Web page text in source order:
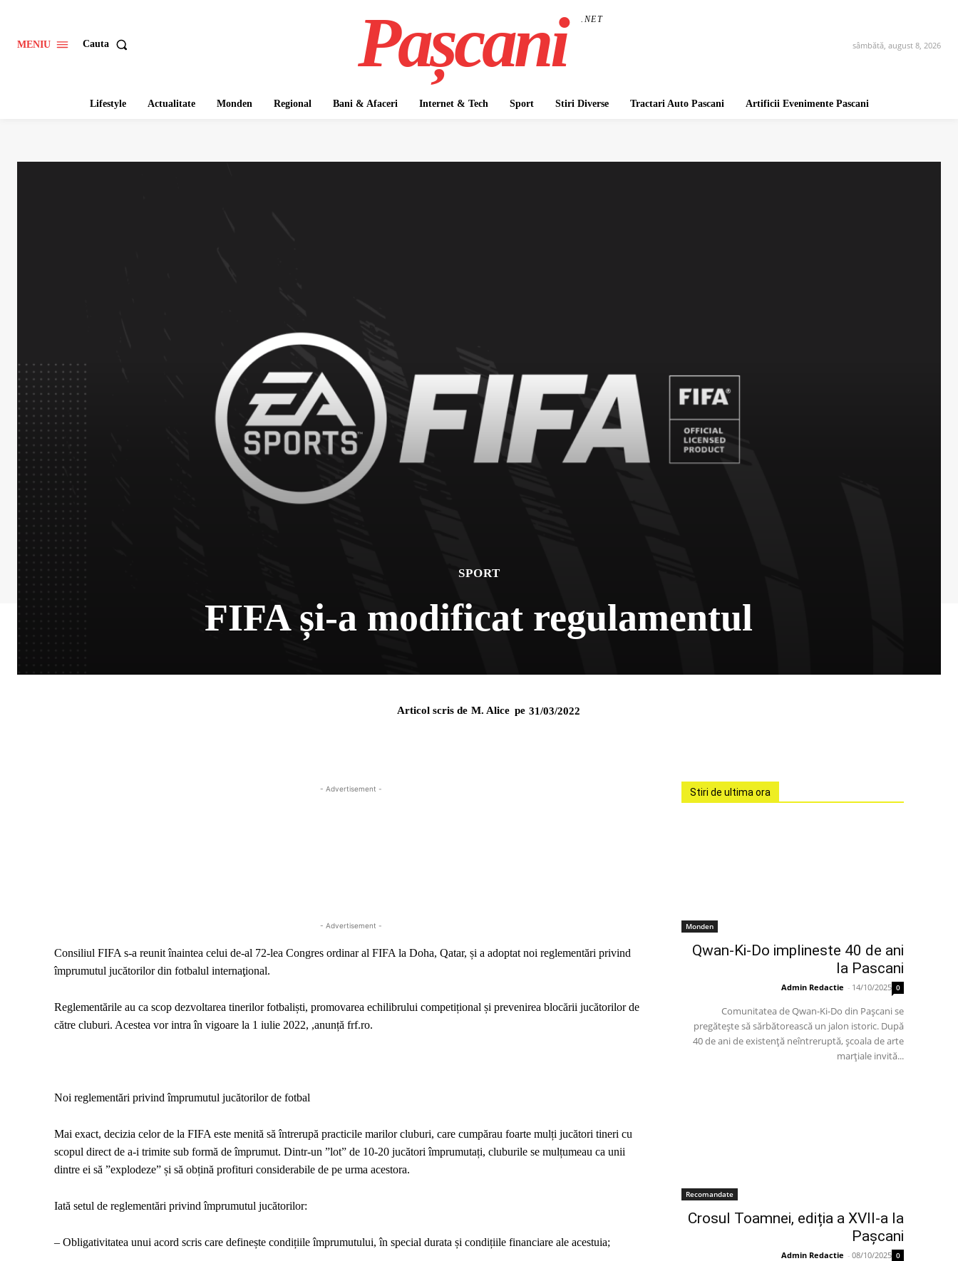
MENIU Cauta Pașcani .NET
sâmbătă, august 8, 2026
Lifestyle Actualitate Monden Regional Bani & Afaceri Internet & Tech Sport Stiri Diverse Tractari Auto Pascani Artificii Evenimente Pascani
SPORT
FIFA și-a modificat regulamentul
Articol scris de M. Alice pe 31/03/2022
- Advertisement -
- Advertisement -
Consiliul FIFA s-a reunit înaintea celui de-al 72-lea Congres ordinar al FIFA la Doha, Qatar, și a adoptat noi reglementări privind
împrumutul jucătorilor din fotbalul internaţional.
Reglementările au ca scop dezvoltarea tinerilor fotbaliști, promovarea echilibrului competițional și prevenirea blocării jucătorilor de
către cluburi. Acestea vor intra în vigoare la 1 iulie 2022, ,anunță frf.ro.
Noi reglementări privind împrumutul jucătorilor de fotbal
Mai exact, decizia celor de la FIFA este menită să întrerupă practicile marilor cluburi, care cumpărau foarte mulți jucători tineri cu
scopul direct de a-i trimite sub formă de împrumut. Dintr-un ”lot” de 10-20 jucători împrumutați, cluburile se mulțumeau ca unii
dintre ei să ”explodeze” și să obțină profituri considerabile de pe urma acestora.
Iată setul de reglementări privind împrumutul jucătorilor:
– Obligativitatea unui acord scris care definește condițiile împrumutului, în special durata și condițiile financiare ale acestuia;
Stiri de ultima ora
Monden
Qwan-Ki-Do implineste 40 de ani
la Pascani
Admin Redactie - 14/10/2025 0
Comunitatea de Qwan-Ki-Do din Pașcani se
pregătește să sărbătorească un jalon istoric. După
40 de ani de existență neîntreruptă, școala de arte
marțiale invită...
Recomandate
Crosul Toamnei, ediția a XVII-a la
Pașcani
Admin Redactie - 08/10/2025 0